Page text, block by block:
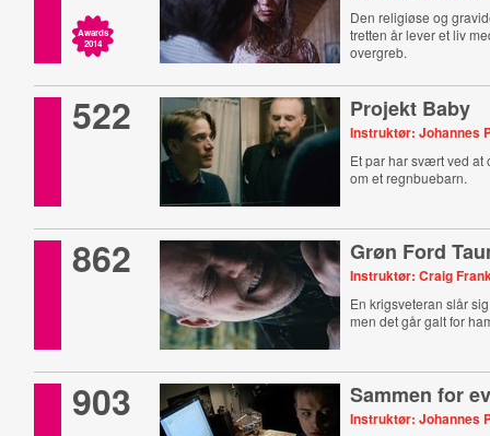
Awards
2014
Den religiøse og
tretten år lever et liv
overgreb.
522 Projekt Baby
Instruktør: Johannes
Et par har svært ved at
om et regnbuebarn.
862 Grøn Ford
Instruktør: Craig
En krigsveteran slår
men det går galt for
903 Sammen for
Instruktør: Johannes